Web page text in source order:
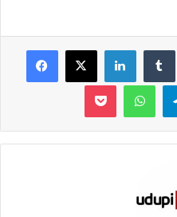
Facebook
X
Pocket